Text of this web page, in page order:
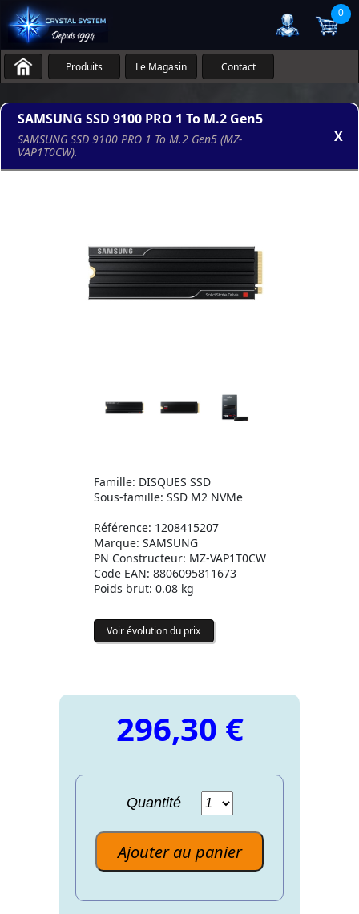
0
Produits Le Magasin Contact
SAMSUNG SSD 9100 PRO 1 To M.2 Gen5
SAMSUNG SSD 9100 PRO 1 To M.2 Gen5 (MZ-
VAP1T0CW).
X
Famille: DISQUES SSD
Sous-famille: SSD M2 NVMe
Référence: 1208415207
Marque: SAMSUNG
PN Constructeur: MZ-VAP1T0CW
Code EAN: 8806095811673
Poids brut: 0.08 kg
Voir évolution du prix
296,30 €
Quantité
Ajouter au panier